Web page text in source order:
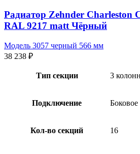
Радиатор Zehnder Charleston
RAL 9217 matt Чёрный
Модель 3057 черный 566 мм
38 238 ₽
Тип секции 3
Подключение Боковое
Кол-во секций 16